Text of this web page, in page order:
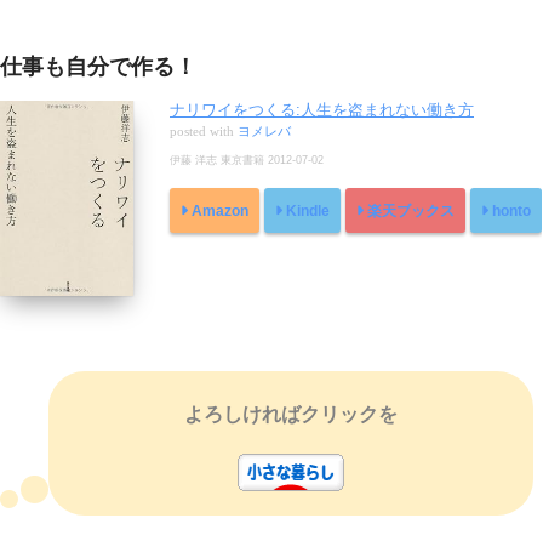
仕事も自分で作る！
ナリワイをつくる:人生を盗まれない働き方
posted with ヨメレバ
伊藤 洋志 東京書籍 2012-07-02
Amazon Kindle 楽天ブックス honto
よろしければクリックを